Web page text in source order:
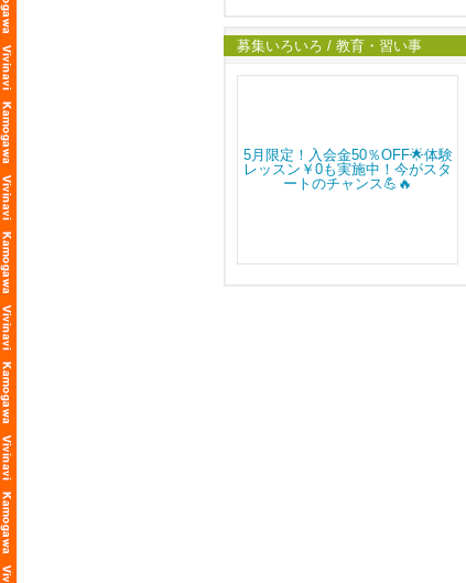
募集いろいろ / 教育・習い事